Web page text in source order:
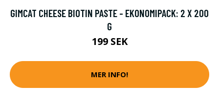
GIMCAT CHEESE BIOTIN PASTE - EKONOMIPACK: 2 X 200
G
199 SEK
MER INFO!